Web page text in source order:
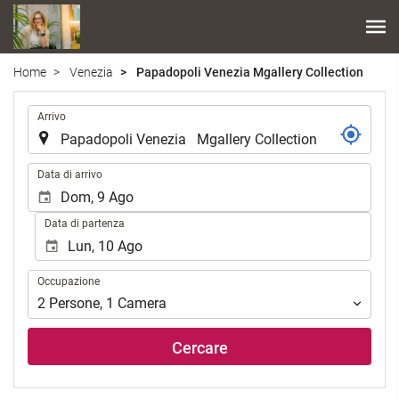
Home Venezia Papadopoli Venezia Mgallery Collection
Arrivo
Data di arrivo
Data di partenza
Occupazione
Occupazione
2 Persone, 1 Camera
Cercare